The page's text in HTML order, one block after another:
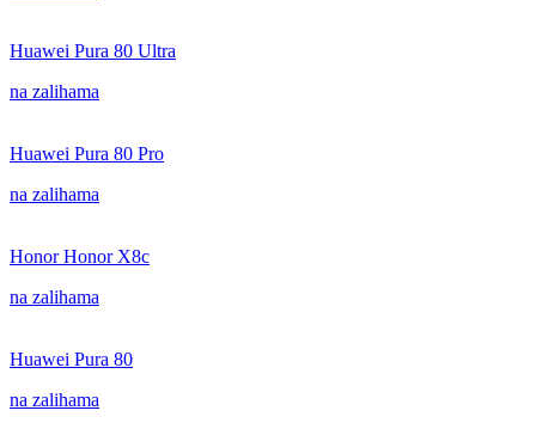
Huawei Pura 80 Ultra
na zalihama
Huawei Pura 80 Pro
na zalihama
Honor Honor X8c
na zalihama
Huawei Pura 80
na zalihama